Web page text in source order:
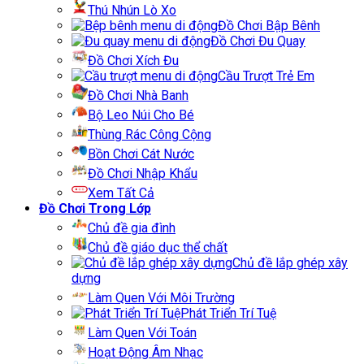
Thú Nhún Lò Xo
Đồ Chơi Bập Bênh
Đồ Chơi Đu Quay
Đồ Chơi Xích Đu
Cầu Trượt Trẻ Em
Đồ Chơi Nhà Banh
Bộ Leo Núi Cho Bé
Thùng Rác Công Cộng
Bồn Chơi Cát Nước
Đồ Chơi Nhập Khẩu
Xem Tất Cả
Đồ Chơi Trong Lớp
Chủ đề gia đình
Chủ đề giáo dục thể chất
Chủ đề lắp ghép xây
dựng
Làm Quen Với Môi Trường
Phát Triển Trí Tuệ
Làm Quen Với Toán
Hoạt Động Âm Nhạc